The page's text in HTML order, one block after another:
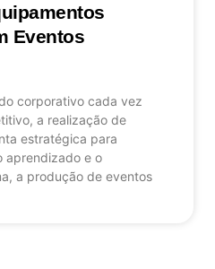
Eventos
corporativo cada vez
a realização de
estratégica para
aprendizado e o
a produção de eventos